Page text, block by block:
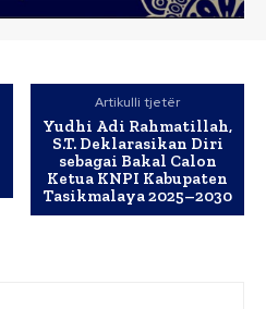
Artikulli tjetër
Yudhi Adi Rahmatillah,
S.T. Deklarasikan Diri
sebagai Bakal Calon
Ketua KNPI Kabupaten
Tasikmalaya 2025–2030